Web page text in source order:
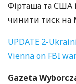
Фірташа таСША
чинити тиск на
UPDATE 2-
Vienna on FBI
Gazeta